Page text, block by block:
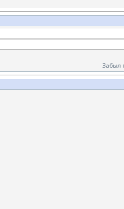
Забыл